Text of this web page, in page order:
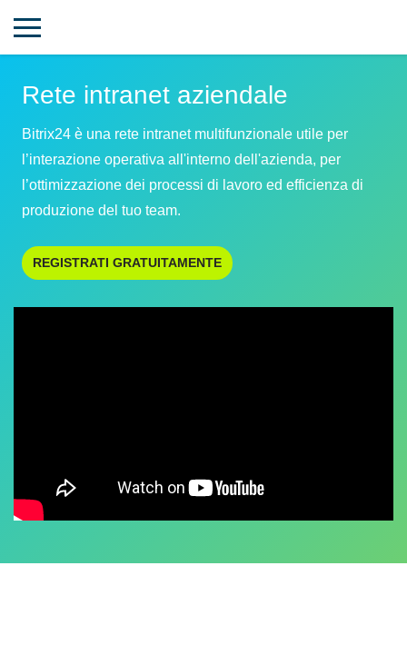
Rete intranet aziendale
Bitrix24 è una rete intranet multifunzionale utile per
l’interazione operativa all'interno dell'azienda, per
l’ottimizzazione dei processi di lavoro ed efficienza di
produzione del tuo team.
REGISTRATI GRATUITAMENTE